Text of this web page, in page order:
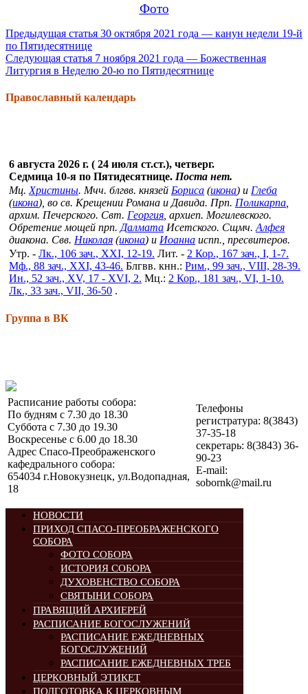
Фото
Продолжить
чтение
Предыдущая статья 30 октября 2021 года — канун недели 19-й
по Пятидесятнице
Следующая статья 7 ноября 2021 года — Божественная
Литургия в Неделю 20-ю по Пятидесятнице
Православный календарь
6 августа 2026 г. ( 24 июля ст.ст.), четверг.
Седмица 10-я по Пятидесятнице. Поста нет.
Мц. Христины. Мчч. блгвв. князей Бориса (икона) и Глеба
(икона), во св. Крещении Романа и Давида. Прп. Поликарпа
архим. Печерского. Свт. Георгия , архиеп. Могилевского.
Обретение мощей прп. Далмата Исетского. Сщмч. Алфея
диакона. Свв. Николая (икона) и Иоанна испп., пресвитеров.
Утр. - Лк., 106 зач., XXI, 12-19. Лит. - 2 Кор., 167 зач., I, 1-7.
Мф., 88 зач., XXI, 43-46. Блгвв. кнн.: Рим., 99 зач., VIII, 28-39.
Ин., 52 зач., XV, 17 - XVI, 2. Мц.: 2 Кор., 181 зач., VI, 1-10.
Лк., 33 зач., VII, 36-50 .
Группа в ВК
Расписание работы собора:
По будням с 7.30 до 18.30
Суббота с 7.30 до 19.30
Воскресенье с 6.00 до 18.30
Адрес Спасо-Преображенского
кафедрального собора:
654034 г.Новокузнецк, ул.Водопадная,
18
Телефоны
регистратура: 8(3843)
37-35-18
секретарь: 8(3843) 36-
90-23
E-mail:
sobornk@mail.ru
НОВОСТИ
ПРИХОД СПАСО-ПРЕОБРАЖЕНСКОГО
СОБОРА
ФОТО СОБОРА
ИСТОРИЯ СОБОРА
ДУХОВЕНСТВО СОБОРА
СВЯТЫНИ СОБОРА
ПРАВЯЩИЙ АРХИЕРЕЙ
РАСПИСАНИЕ БОГОСЛУЖЕНИЙ
РАСПИСАНИЕ ЕЖЕДНЕВНЫХ
БОГОСЛУЖЕНИЙ
РАСПИСАНИЕ ЕЖЕДНЕВНЫХ ТРЕБ
ЦЕРКОВНЫЙ ЭТИКЕТ
ПОДГОТОВКА К ЦЕРКОВНЫМ